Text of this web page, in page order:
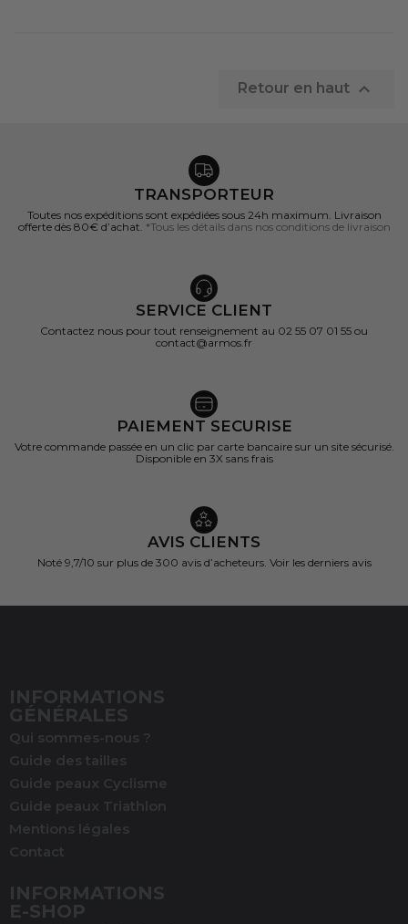
Retour en haut 
TRANSPORTEUR
Toutes nos expéditions sont expédiées sous 24h maximum. Livraison
offerte dès 80€ d’achat. *Tous les détails dans nos conditions de livraison
SERVICE CLIENT
Contactez nous pour tout renseignement au 02 55 07 01 55 ou
contact@armos.fr
PAIEMENT SECURISE
Votre commande passée en un clic par carte bancaire sur un site sécurisé.
Disponible en 3X sans frais
AVIS CLIENTS
Noté 9,7/10 sur plus de 300 avis d’acheteurs. Voir les derniers avis
INFORMATIONS
GÉNÉRALES
Qui sommes-nous ?
Guide des tailles
Guide peaux Cyclisme
Guide peaux Triathlon
Mentions légales
Contact
INFORMATIONS
E-SHOP